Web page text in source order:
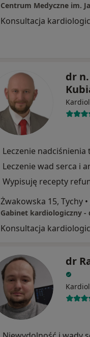
Centrum Medyczne im.
Konsultacja
dr
Leczenie nadciśnienia
Leczenie wad serca i
Wypisuję recepty
Żwakowska 15, Tychy •
Gabinet kardiologiczny -
Konsultacja
dr